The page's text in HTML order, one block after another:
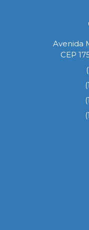
Avenida
CEP